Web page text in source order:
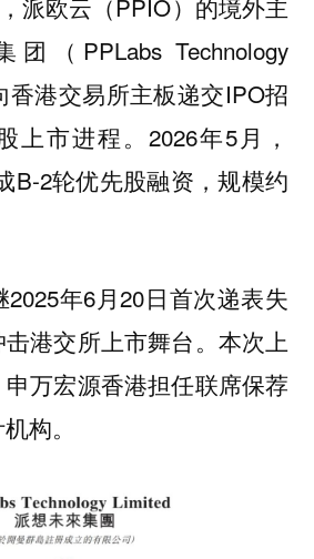
派欧云（PPIO）的境外主
（PPLabs Technology
香港交易所主板递交IPO招
上市进程。2026年5月，
B-2轮优先股融资，规模约
年6月20日首次递表失
港交所上市舞台。本次上
万宏源香港担任联席保荐
构。